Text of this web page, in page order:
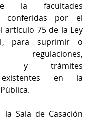
facultades
conferidas por el
artículo 75 de la Ley
para suprimir o
y trámites
existentes en la
Sala de Casación